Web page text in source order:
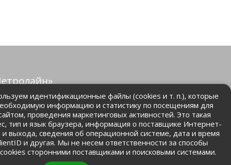
защищены.
идентификационные файлы (cookies и т. п.), которые
информацию и статистику по посещениям для
проведения маркетинговых активностей. Это такая
тип и язык браузера, информация о поставщике Интернет-
и выхода, сведения об операционной системе, дата и время
и другая. Мы не несем ответственности за способы
сторонними поставщиками и поисковыми системами.